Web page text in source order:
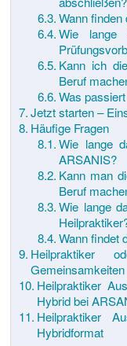
Wann
Wie lange
Kann ich
Beruf
Was
Jetzt starten –
Häufige Fragen
Wie lange
ARSANIS?
Kann man
Beruf
Wie lange
Wann findet
Heilpraktiker
Gemeinsamkeiten
Heilpraktiker
Hybrid bei
Heilpraktiker
Hybridformat